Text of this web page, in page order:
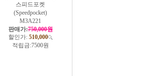
스피드포켓
(Speedpocket)
M3A221
판매가:750,000원
할인가: 510,000
적립금:7500원